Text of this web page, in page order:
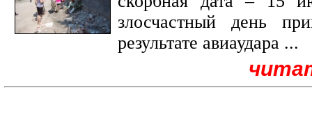
злосчастный день
результате авиаудара ...